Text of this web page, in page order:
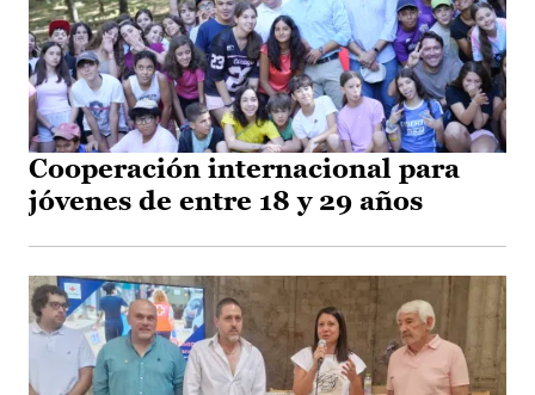
Cooperación internacional para
jóvenes de entre 18 y 29 años